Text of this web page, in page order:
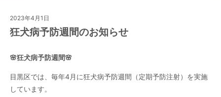
2023年4月1日
狂犬病予防週間のお知らせ
🌸狂犬病予防週間🌸
目黒区では、毎年4月に狂犬病予防週間（定期予防注射）を実施
しています。